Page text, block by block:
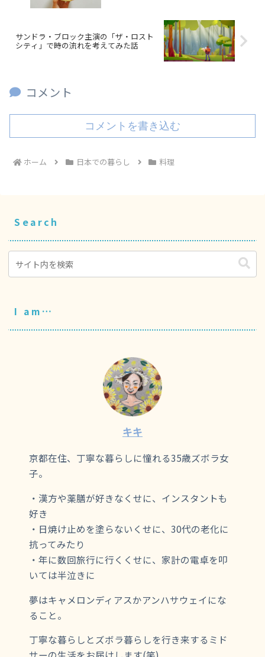
サンドラ・ブロック主演の「ザ・ロスト
シティ」で時の流れを考えてみた話
コメント
コメントを書き込む
ホーム 日本での暮らし 料理
Search
I am…
キキ
京都在住、丁寧な暮らしに憧れる35歳ズボラ女
子。
・漢方や薬膳が好きなくせに、インスタントも
好き
・日焼け止めを塗らないくせに、30代の老化に
抗ってみたり
・年に数回旅行に行くくせに、家計の電卓を叩
いては半泣きに
夢はキャメロンディアスかアンハサウェイにな
ること。
丁寧な暮らしとズボラ暮らしを行き来するミド